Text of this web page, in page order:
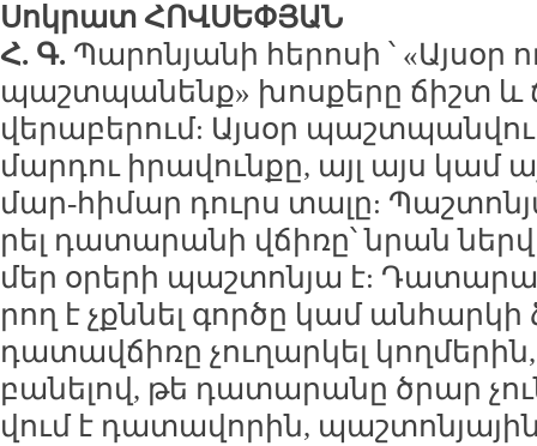
Սոկ­րատ ՀՈՎ­ՍԵ­ՓՅԱՆ
Հ. Գ. Պա­րո­նյա­նի հե­րո­սի ՝ «Այ­սօր
պաշտ­պա­նենք» խոս­քե­րը ճիշտ և
վե­րա­բե­րում: Այ­սօր
մար­դու ի­րա­վուն­քը, այլ այս կամ
մար-հի­մար դուրս տա­լը:
րել դա­տա­րա­նի վճի­ռը՝ նրան
մեր օ­րե­րի պաշ­տո­նյա է:
րող է չքն­նել գոր­ծը կամ
դա­տավ­ճի­ռը չու­ղար­կել
բա­նե­լով, թե դա­տա­րա­նը ծրար
վում է դա­տա­վո­րին,